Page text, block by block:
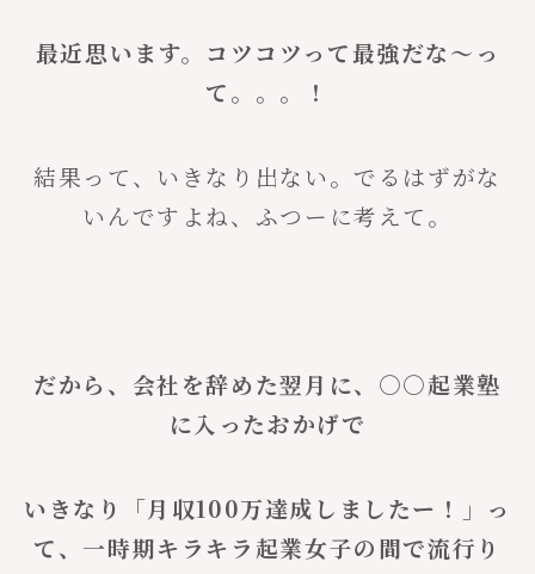
最近思います。コツコツって最強だな〜っ
て。。。！
結果って、いきなり出ない。でるはずがな
いんですよね、ふつーに考えて。
だから、会社を辞めた翌月に、○○起業塾
に入ったおかげで
いきなり「月収100万達成しましたー！」っ
て、一時期キラキラ起業女子の間で流行り